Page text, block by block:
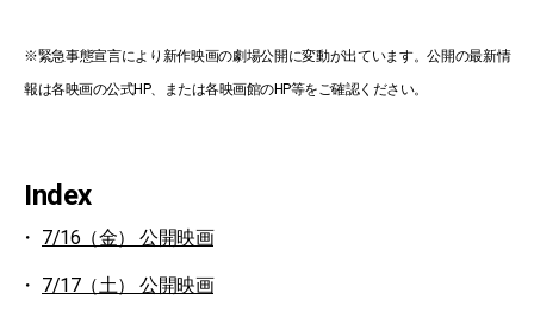
※緊急事態宣言により新作映画の劇場公開に変動が出ています。公開の最新情
報は各映画の公式HP、または各映画館のHP等をご確認ください。
Index
7/16（金） 公開映画
7/17（土） 公開映画